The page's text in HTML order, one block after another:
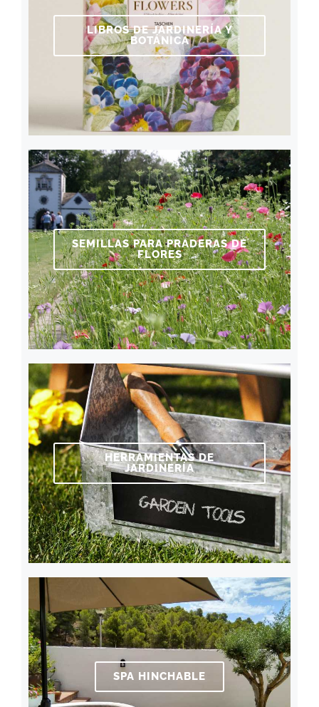
LIBROS DE JARDINERÍA Y
BOTÁNICA
SEMILLAS PARA PRADERAS DE
FLORES
HERRAMIENTAS DE
JARDINERÍA
SPA HINCHABLE